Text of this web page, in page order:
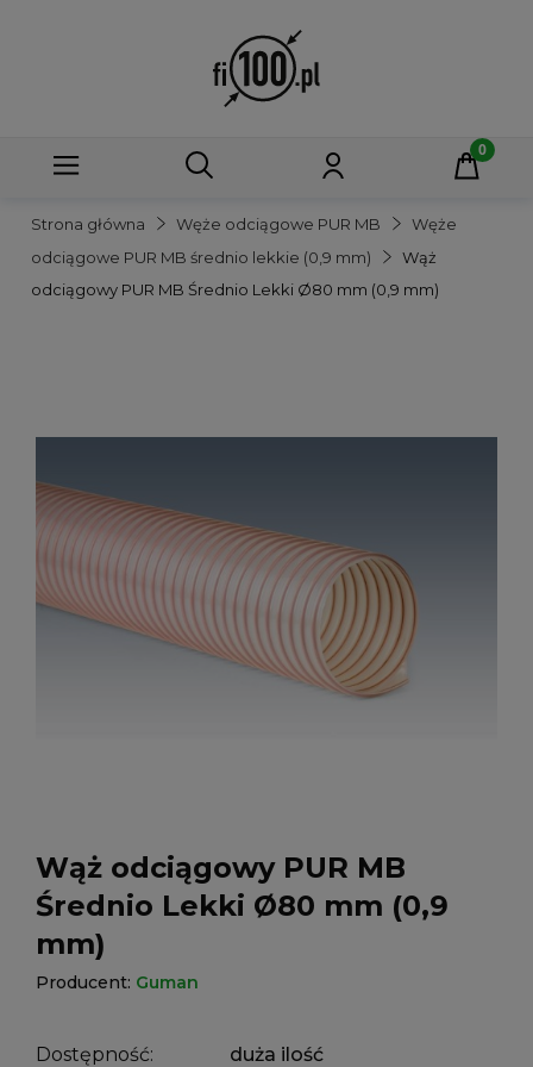
Strona główna Węże odciągowe PUR MB
Węże
odciągowe PUR MB średnio lekkie (0,9 mm)
Wąż
odciągowy PUR MB Średnio Lekki Ø80 mm (0,9 mm)
Wąż odciągowy PUR MB
Średnio Lekki Ø80 mm (0,9
mm)
Producent: Guman
Dostępność: duża ilość